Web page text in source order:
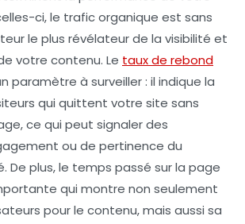
ci, le trafic organique est sans
le plus révélateur de la visibilité et
votre contenu. Le taux de rebond
paramètre à surveiller : il indique la
qui quittent votre site sans
ce qui peut signaler des
ou de pertinence du
De plus, le temps passé sur la page
qui montre non seulement
pour le contenu, mais aussi sa